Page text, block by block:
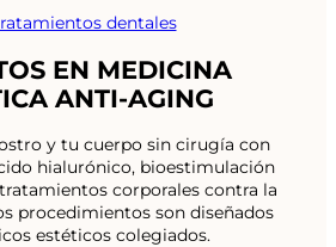
dentales
EN MEDICINA
ANTI-AGING
y tu cuerpo sin cirugía con
hialurónico, bioestimulación
corporales contra la
procedimientos son diseñados
estéticos colegiados.